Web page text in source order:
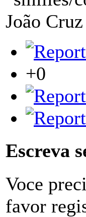
João
+0
Escreva
Voce
favor